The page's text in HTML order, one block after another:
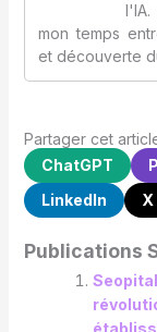
mon temps
et découverte
Partager cet
ChatGPT
LinkedIn
Publications